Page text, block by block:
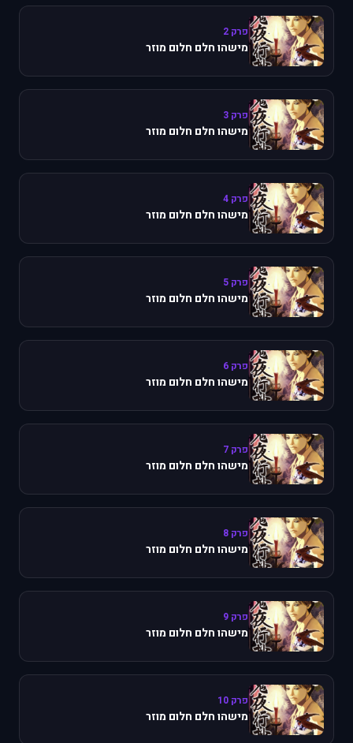
פרק 2
מישהו חלם חלום מוזר
פרק 3
מישהו חלם חלום מוזר
פרק 4
מישהו חלם חלום מוזר
פרק 5
מישהו חלם חלום מוזר
פרק 6
מישהו חלם חלום מוזר
פרק 7
מישהו חלם חלום מוזר
פרק 8
מישהו חלם חלום מוזר
פרק 9
מישהו חלם חלום מוזר
פרק 10
מישהו חלם חלום מוזר